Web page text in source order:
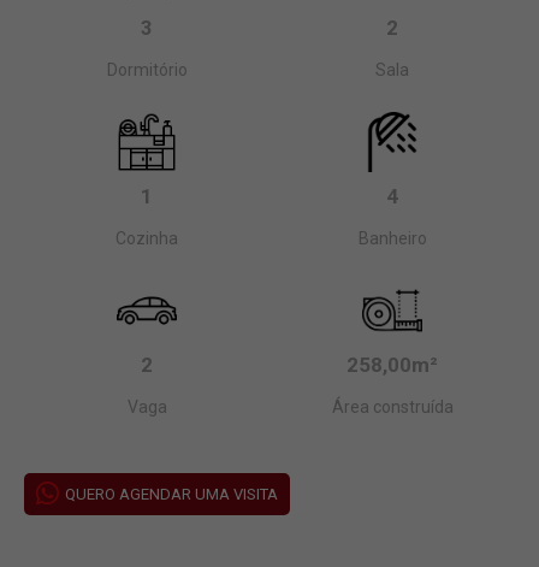
3
Dormitório
2
Sala
1
Cozinha
4
Banheiro
2
Vaga
258,00m²
Área construída
QUERO AGENDAR UMA VISITA